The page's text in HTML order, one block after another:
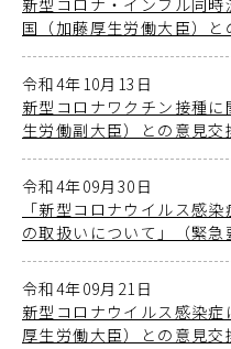
国（加藤厚生労働大臣）と
令和4年10月13日
新型コロナワクチン接種
生労働副大臣）との意見交
令和4年09月30日
「新型コロナウイルス感
の取扱いについて」（緊急
令和4年09月21日
新型コロナウイルス感染
厚生労働大臣）との意見交